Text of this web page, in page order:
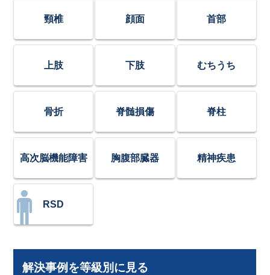
頸椎 顔面 首部
上肢 下肢 むちうち
骨折 脊髄損傷 脊柱
高次脳機能障害 胸腹部臓器 精神疾患
RSD
解決事例を等級別に見る